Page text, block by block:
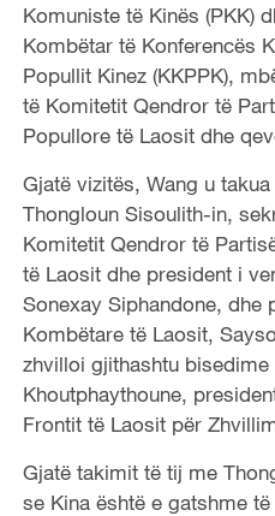
Komuniste të Kinës (PKK)
Kombëtar të Konferencës
Popullit Kinez (KKPPK),
të Komitetit Qendror të
Popullore të Laosit dhe
Gjatë vizitës, Wang u
Thongloun Sisoulith-in,
Komitetit Qendror të
të Laosit ​​dhe president i
Sonexay Siphandone, dhe
Kombëtare të Laosit,
zhvilloi gjithashtu bisedime
Khoutphaythoune,
Frontit të Laosit për
Gjatë takimit të tij me
se Kina është e gatshme